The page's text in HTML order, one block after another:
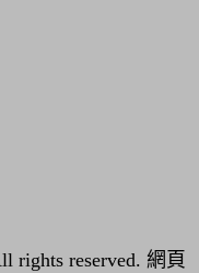
rights reserved. 網頁